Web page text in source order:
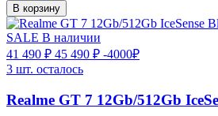
В корзину
SALE В наличии
41 490 ₽ 45 490 ₽ -4000₽
3 шт. осталось
Realme GT 7 12Gb/512Gb